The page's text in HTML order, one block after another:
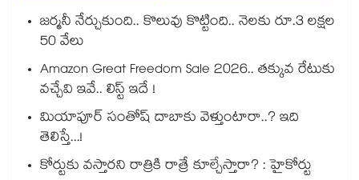
జర్మనీ నేర్చుకుంది.. కొలువు కొట్టింది.. నెలకు రూ.3 లక్షల
50 వేలు
Amazon Great Freedom Sale 2026.. తక్కువ రేటుకు
వచ్చేవి ఇవే.. లిస్ట్ ఇదే !
మియాపూర్ సంతోష్ దాబాకు వెళ్తుంటారా..? ఇది
తెలిస్తే...!
కోర్టుకు వస్తారని రాత్రికి రాత్రే కూల్చేస్తారా? : హైకోర్టు